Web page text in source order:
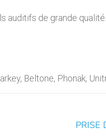
de grande
Beltone, Phonak,
PRISE